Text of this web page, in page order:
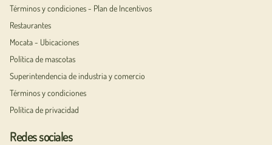
Términos y condiciones - Plan de Incentivos
Restaurantes
Mocata - Ubicaciones
Política de mascotas
Superintendencia de industria y comercio
Términos y condiciones
Política de privacidad
Redes sociales